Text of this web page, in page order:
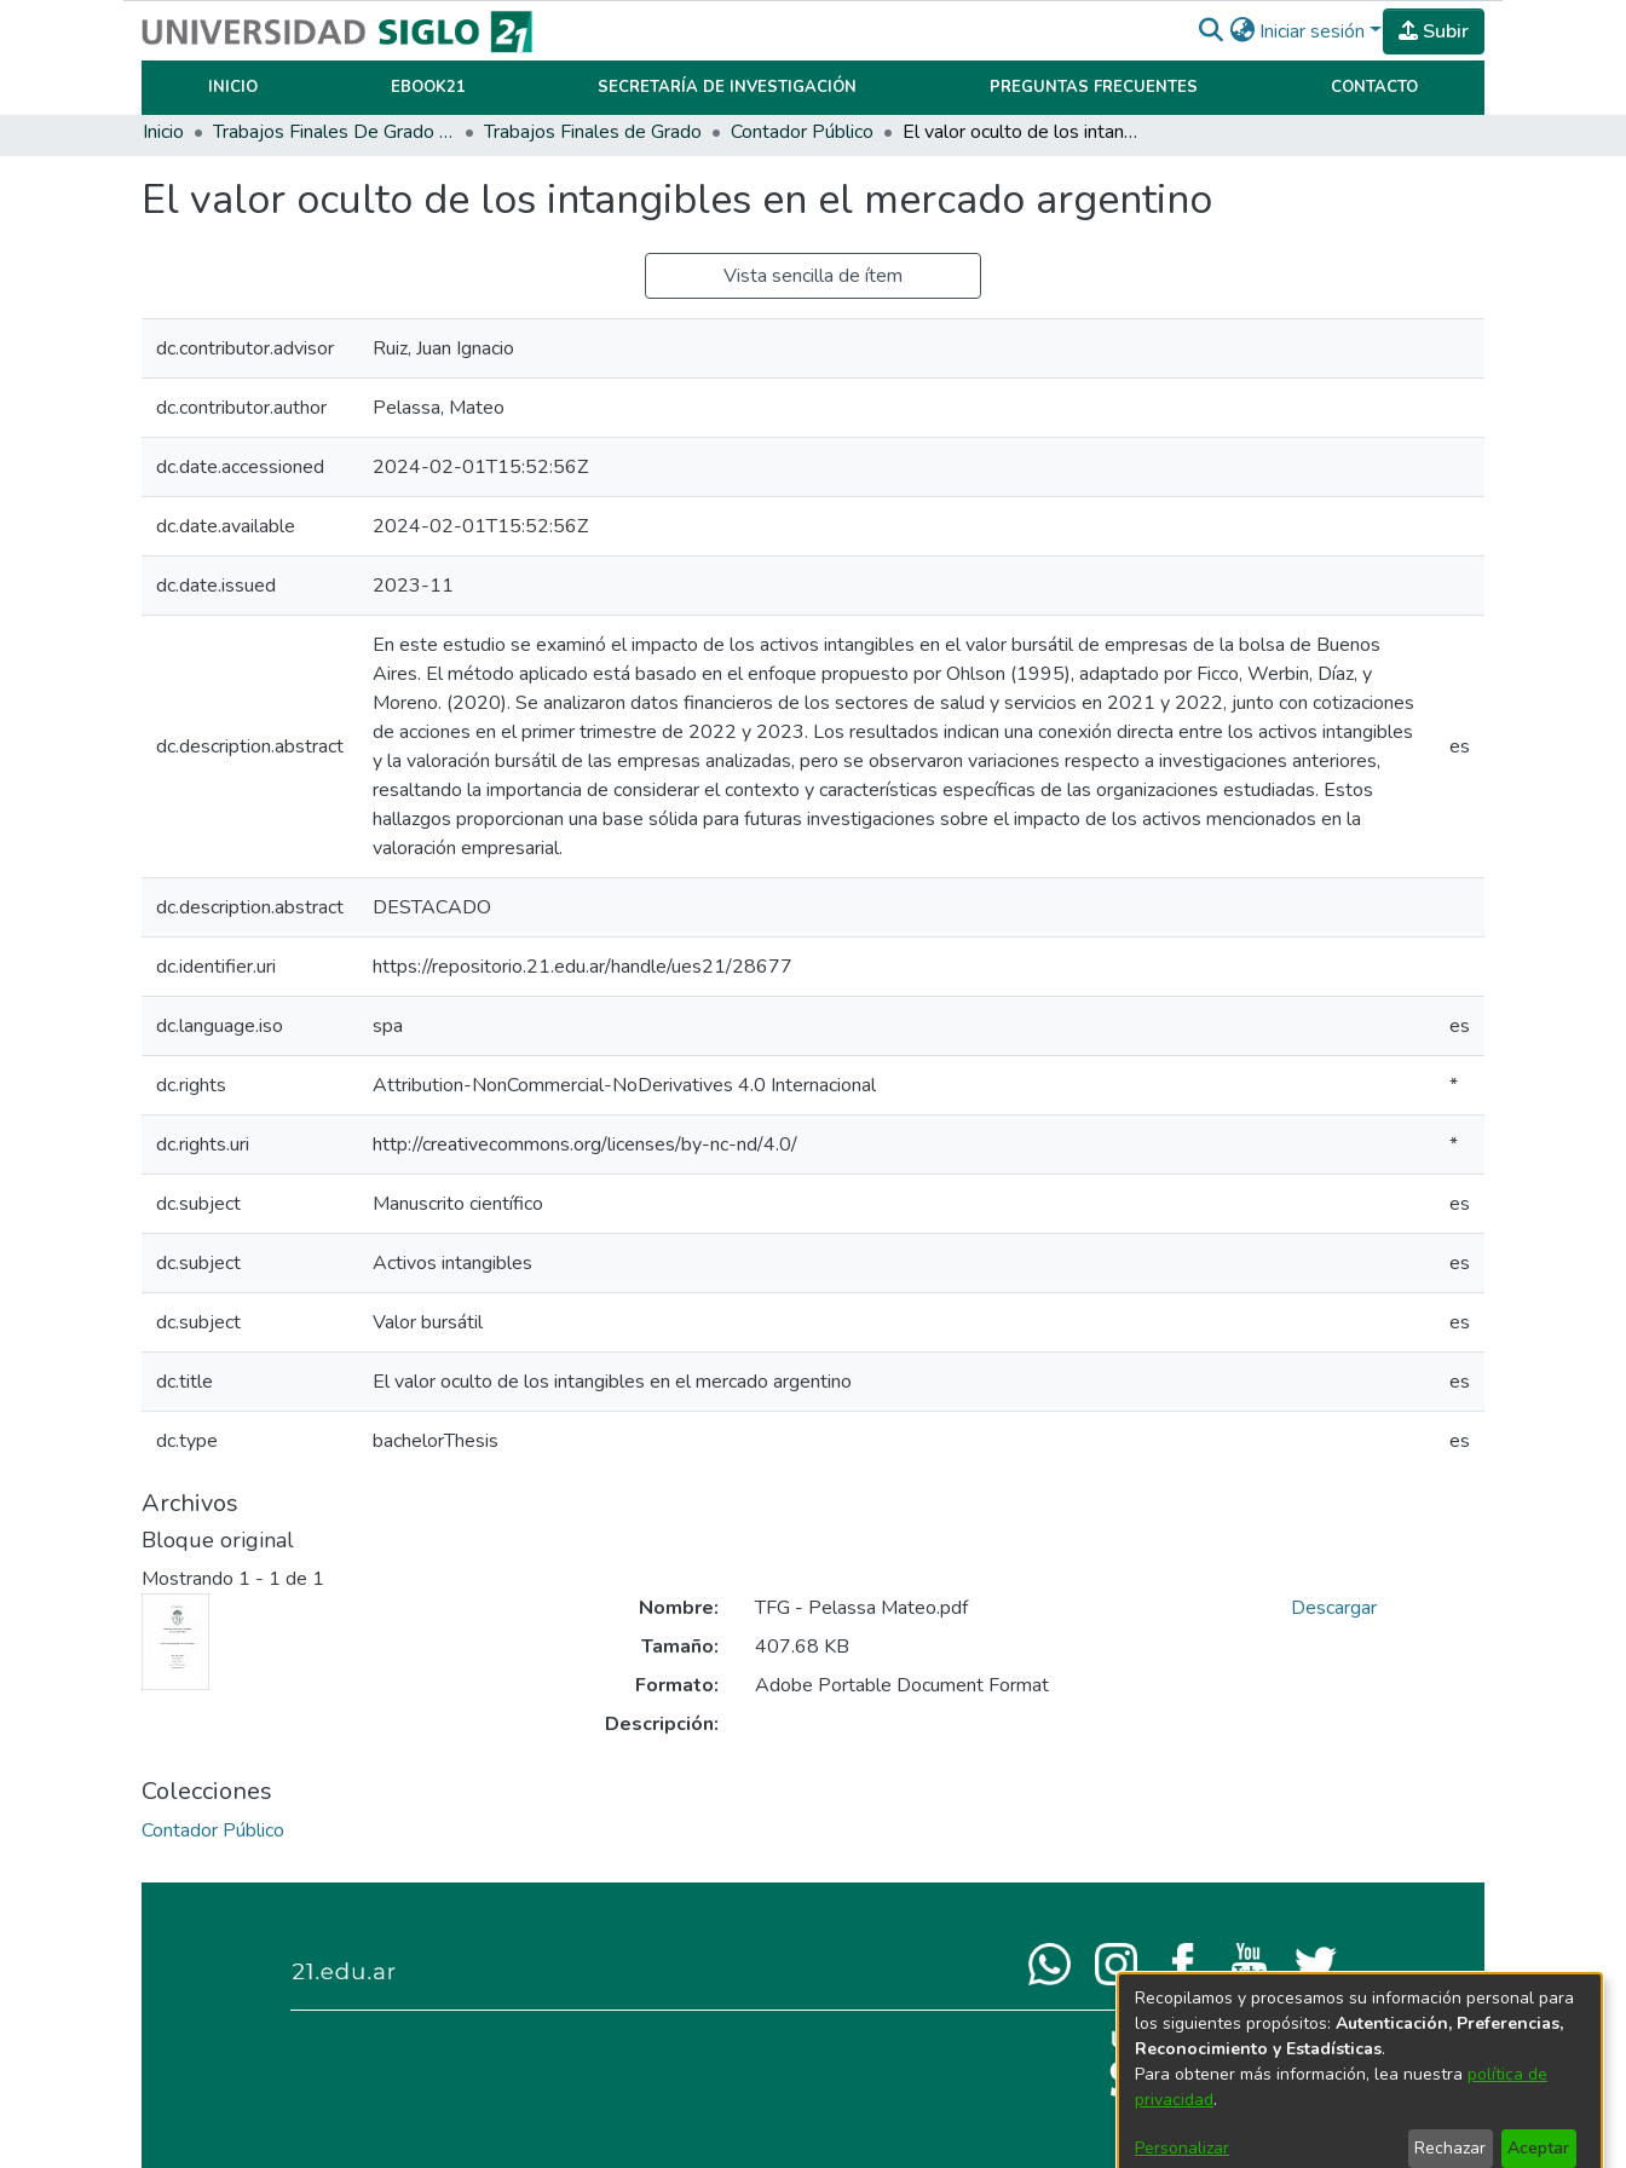
Iniciar sesión Subir
INICIO EBOOK21 SECRETARÍA DE INVESTIGACIÓN PREGUNTAS FRECUENTES CONTACTO
Inicio Trabajos Finales De Grado Y Posgrado Trabajos Finales de Grado Contador Público El valor oculto de los intangibles en el mercado argentino
El valor oculto de los intangibles en el mercado argentino
Vista sencilla de ítem
dc.contributor.advisor Ruiz, Juan Ignacio
dc.contributor.author Pelassa, Mateo
dc.date.accessioned 2024-02-01T15:52:56Z
dc.date.available 2024-02-01T15:52:56Z
dc.date.issued 2023-11
dc.description.abstract
En este estudio se examinó el impacto de los activos intangibles en el valor bursátil de empresas de la bolsa de Buenos
Aires. El método aplicado está basado en el enfoque propuesto por Ohlson (1995), adaptado por Ficco, Werbin, Díaz, y
Moreno. (2020). Se analizaron datos financieros de los sectores de salud y servicios en 2021 y 2022, junto con cotizaciones
de acciones en el primer trimestre de 2022 y 2023. Los resultados indican una conexión directa entre los activos intangibles
y la valoración bursátil de las empresas analizadas, pero se observaron variaciones respecto a investigaciones anteriores,
resaltando la importancia de considerar el contexto y características específicas de las organizaciones estudiadas. Estos
hallazgos proporcionan una base sólida para futuras investigaciones sobre el impacto de los activos mencionados en la
valoración empresarial.
es
dc.description.abstract DESTACADO
dc.identifier.uri https://repositorio.21.edu.ar/handle/ues21/28677
dc.language.iso spa es
dc.rights Attribution-NonCommercial-NoDerivatives 4.0 Internacional *
dc.rights.uri http://creativecommons.org/licenses/by-nc-nd/4.0/ *
dc.subject Manuscrito científico es
dc.subject Activos intangibles es
dc.subject Valor bursátil es
dc.title El valor oculto de los intangibles en el mercado argentino es
dc.type bachelorThesis es
Archivos
Bloque original
Mostrando 1 - 1 de 1
Nombre:
TFG - Pelassa Mateo.pdf
Tamaño:
407.68 KB
Formato:
Adobe Portable Document Format
Descripción:
Descargar
Colecciones
Contador Público
Recopilamos y procesamos su información personal para
los siguientes propósitos: Autenticación, Preferencias,
Reconocimiento y Estadísticas.
Para obtener más información, lea nuestra política de
privacidad.
Personalizar Rechazar Aceptar